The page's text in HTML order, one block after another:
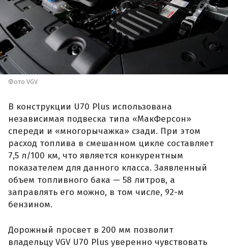
Фото VGV
В конструкции U70 Plus использована
независимая подвеска типа «МакФерсон»
спереди и «многорычажка» сзади. При этом
расход топлива в смешанном цикле составляет
7,5 л/100 км, что является конкурентным
показателем для данного класса. Заявленный
объем топливного бака — 58 литров, а
заправлять его можно, в том числе, 92-м
бензином.
Дорожный просвет в 200 мм позволит
владельцу VGV U70 Plus уверенно чувствовать